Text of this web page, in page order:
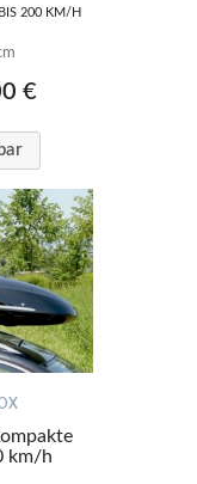
200 KM/H
€
km/h